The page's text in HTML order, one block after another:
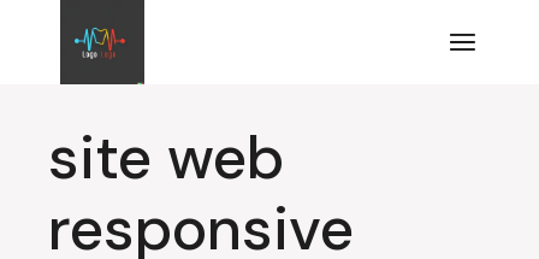
contenu
site web
responsive